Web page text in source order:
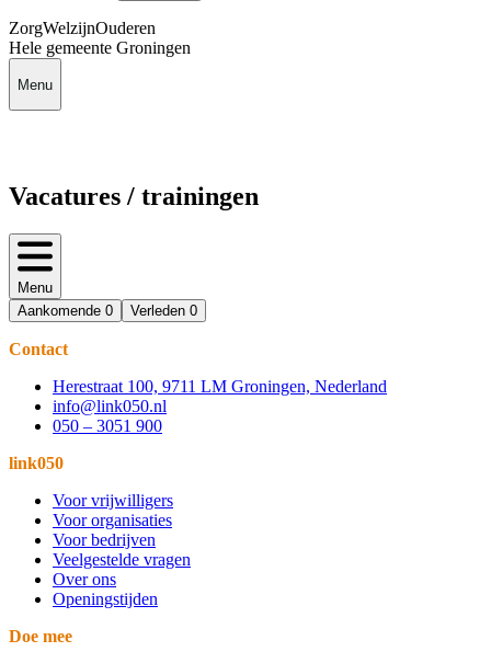
ZorgWelzijnOuderen
Hele gemeente Groningen
Menu
Vacatures / trainingen
Menu
Aankomende 0 Verleden 0
Contact
Herestraat 100, 9711 LM Groningen, Nederland
info@link050.nl
050 – 3051 900
link050
Voor vrijwilligers
Voor organisaties
Voor bedrijven
Veelgestelde vragen
Over ons
Openingstijden
Doe mee